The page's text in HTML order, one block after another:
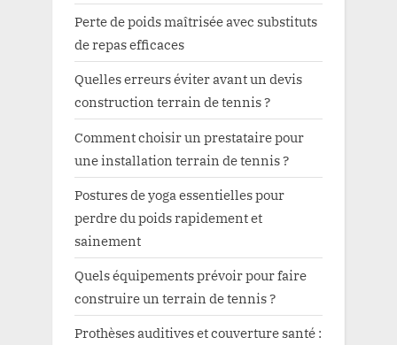
Perte de poids maîtrisée avec substituts
de repas efficaces
Quelles erreurs éviter avant un devis
construction terrain de tennis ?
Comment choisir un prestataire pour
une installation terrain de tennis ?
Postures de yoga essentielles pour
perdre du poids rapidement et
sainement
Quels équipements prévoir pour faire
construire un terrain de tennis ?
Prothèses auditives et couverture santé :